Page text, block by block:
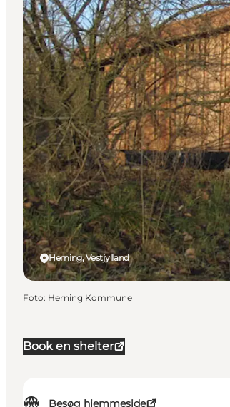
Book en shelter
Besøg hjemmeside
Herning, Vestjylland
Foto: Herning Kommune